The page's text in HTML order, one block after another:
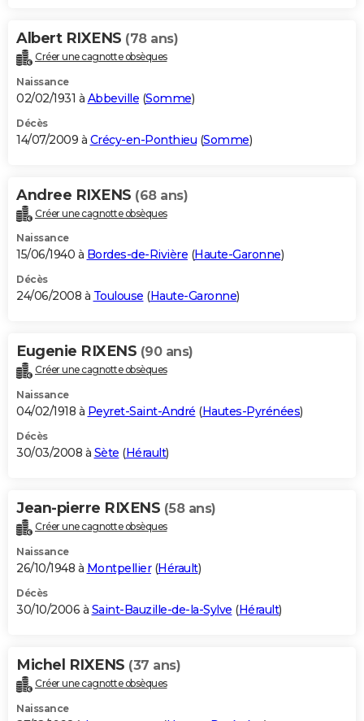
Albert RIXENS (78 ans)
Créer une cagnotte obsèques
Naissance
02/02/1931 à Abbeville (Somme)
Décès
14/07/2009 à Crécy-en-Ponthieu (Somme)
Andree RIXENS (68 ans)
Créer une cagnotte obsèques
Naissance
15/06/1940 à Bordes-de-Rivière (Haute-Garonne)
Décès
24/06/2008 à Toulouse (Haute-Garonne)
Eugenie RIXENS (90 ans)
Créer une cagnotte obsèques
Naissance
04/02/1918 à Peyret-Saint-André (Hautes-Pyrénées)
Décès
30/03/2008 à Sète (Hérault)
Jean-pierre RIXENS (58 ans)
Créer une cagnotte obsèques
Naissance
26/10/1948 à Montpellier(Hérault)
Décès
30/10/2006 à Saint-Bauzille-de-la-Sylve (Hérault)
Michel RIXENS (37 ans)
Créer une cagnotte obsèques
Naissance